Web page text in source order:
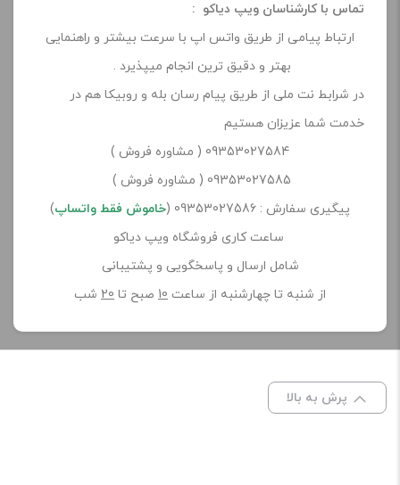
تماس با کارشناسان ویپ دیاکو :
ارتباط پیامی از طریق واتس اپ با سرعت بیشتر و راهنمایی
بهتر و دقیق ترین انجام میپذیرد .
در شرابط نت ملی از طریق پیام رسان بله و روبیکا هم در
خدمت شما عزیزان هستیم
09353027584 ( مشاوره فروش )
09353027585 ( مشاوره فروش )
پیگیری سفارش : 09353027586 (
خاموش فقط واتساپ)
ساعت کاری فروشگاه ویپ دیاکو
شامل ارسال و پاسخگویی و پشتیبانی
از شنبه تا چهارشنبه از ساعت 10 صبح تا 20 شب
پرش به بالا